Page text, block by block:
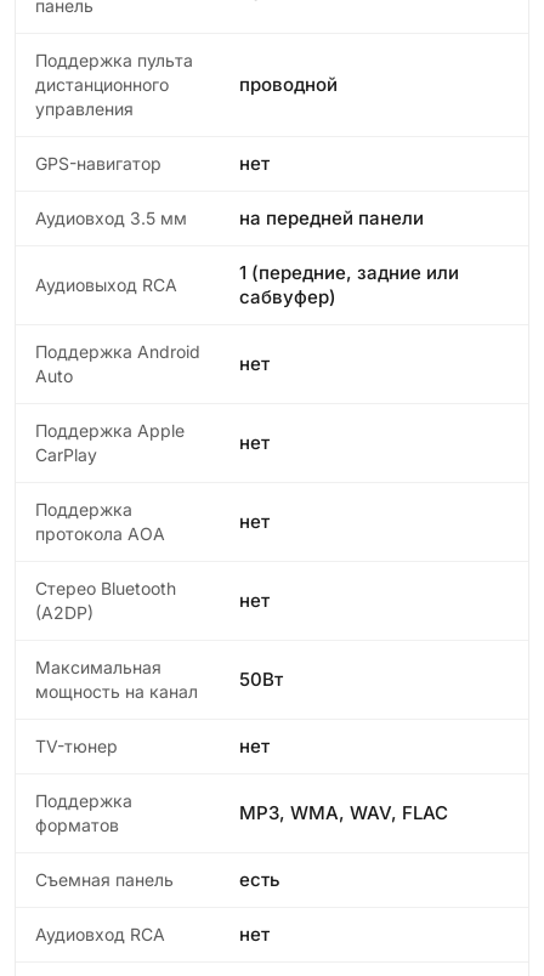
панель
Поддержка пульта
дистанционного
управления
проводной
GPS-навигатор нет
Аудиовход 3.5 мм на передней панели
Аудиовыход RCA
1 (передние, задние или
сабвуфер)
Поддержка Android
Auto
нет
Поддержка Apple
CarPlay
нет
Поддержка
протокола AOA
нет
Стерео Bluetooth
(A2DP)
нет
Максимальная
мощность на канал
50Вт
TV-тюнер нет
Поддержка
форматов
MP3, WMA, WAV, FLAC
Съемная панель есть
Аудиовход RCA нет